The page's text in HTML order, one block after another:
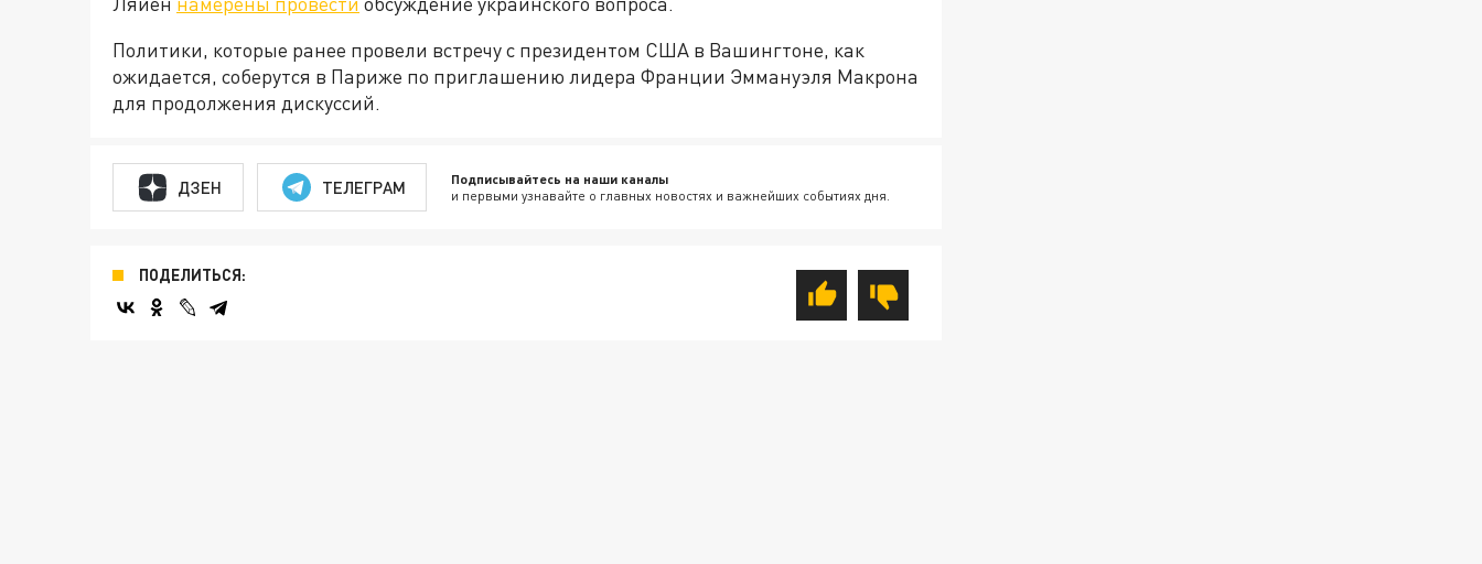
Политики, которые ранее провели встречу с президентом США в Вашингтоне, как
ожидается, соберутся в Париже по приглашению лидера Франции Эммануэля Макрона
для продолжения дискуссий.
ДЗЕН ТЕЛЕГРАМ Подписывайтесь на наши каналы
и первыми узнавайте о главных новостях и важнейших событиях дня.
ПОДЕЛИТЬСЯ: